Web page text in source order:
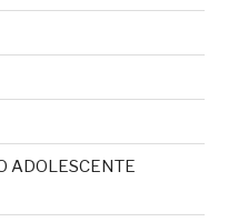
ADOLESCENTE